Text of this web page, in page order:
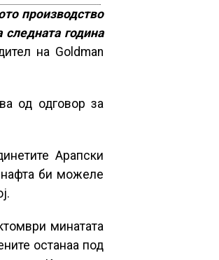
производство
година
на Goldman
од одговор за
Арапски
нафта би можеле
минатата
останаа под